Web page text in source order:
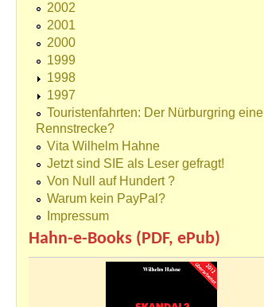
2002
2001
2000
1999
1998
1997
Touristenfahrten: Der Nürburgring eine
Rennstrecke?
Vita Wilhelm Hahne
Jetzt sind SIE als Leser gefragt!
Von Null auf Hundert ?
Warum kein PayPal?
Impressum
Hahn-e-Books (PDF, ePub)